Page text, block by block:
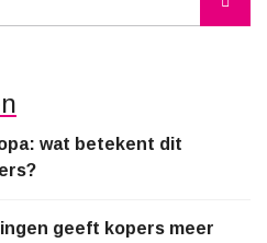
wat betekent dit
geeft kopers meer